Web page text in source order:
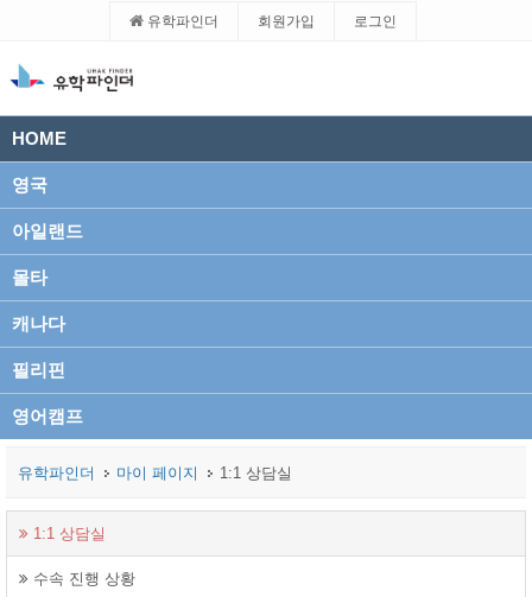
유학파인더 회원가입 로그인
HOME
영국
아일랜드
몰타
캐나다
필리핀
영어캠프
유학파인더 마이 페이지 1:1 상담실
1:1 상담실
수속 진행 상황